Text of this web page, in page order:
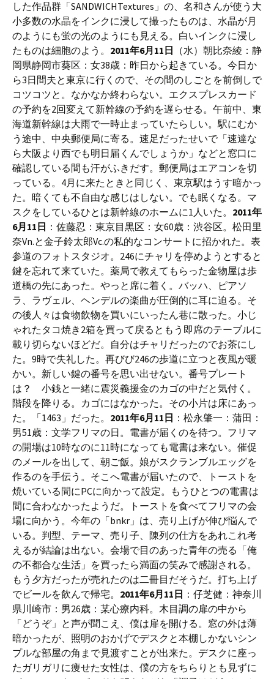
した作品群「SANDWICHTextures」の、名和さんが使う大
小多数の水晶をインクに浸して撮ったものは、水晶が月
のようにも蛍の光のようにも見える。白いインクに浸し
たものは細胞のよう。 2011年6月11日 （水）朝比奈綾：静
岡県静岡市葵区：女38歳：昨日から起きている。今日か
ら3日間夫と東京に行くので、その間のしごとを前倒しで
コツコツと。なかなか終わらない。エクスプレスカード
の予約を2回変えて新幹線の予約を遅らせる。午前中、東
海道新幹線は大雨で一時止まっていたらしい。駅にむか
う途中、中央郵便局に寄る。速足だったせいで「速達な
ら大阪より西でも明日届くんでしょうか」などと窓口に
確認している間も汗がふきだす。郵便局はエアコンを切
っている。4月に来たときと同じく、東京駅はうす暗かっ
た。暗くても不自由な感じはしない。でも眠くなる。マ
スクをしているひとは新幹線のホームに1人いた。 2011年
6月11日 ：佐藤忍：東京目黒区：女60歳：渋谷区。松田里
奈Vn.と金子鈴太郎Vc.の私的なコンサートに招かれた。表
参道のフォトスタジオ。246にチャリを停めようとすると
鍵を忘れて来ていた。薬局で教えてもらった金物屋は歩
道橋の先にあった。やっと席に着く。バッハ、ピアソ
ラ、ラヴェル、ヘンデルの楽曲が圧倒的に耳に迫る。そ
の後人々は食物飲物を買いにいったん巷に散った。小じ
ゃれたタコ焼き2箱を買って戻るともう即席のテーブルに
載り切らないほどだ。自分はチャリだったのでお茶にし
た。9時で失礼した。再びび246の歩道に立つと夜風が暖
かい。新しい鍵の番号を思い出せない。番号プレート
は？ 小銭と一緒に震災義援金のカゴの中だと気付く。
階段を降りる。カゴにはなかった。その小片は床にあっ
た。「1463」だった。 2011年6月11日 ：松永肇一：蒲田：
男51歳：文学フリマの日。電書が届くのを待つ。フリマ
の開場は10時なのに11時になっても電書は来ない。催促
のメールを出して、朝ご飯。娘がスクランブルエッグを
作るのを手伝う。そこへ電書が届いたので、トーストを
焼いている間にPCに向かって設定。もうひとつの電書は
間に合わなかったようだ。トーストを食べてフリマの会
場に向かう。今年の「bnkr」は、売り上げが伸び悩んで
いる。判型、テーマ、売り子、陳列の仕方をあれこれ考
えるが結論は出ない。会場で目のあった青年の売る「俺
の不都合な生活」を買ったら満面の笑みで感謝される。
もう夕方だったが売れたのは二冊目だそうだ。打ち上げ
でビールを飲んで帰宅。 2011年6月11日 ：仔芝健：神奈川
県川崎市：男26歳：某心療内科。木目調の扉の中から
「どうぞ」と声が聞こえ、僕は扉を開ける。窓の外は薄
暗かったが、照明のおかげでデスクと本棚しかないシン
プルな部屋の角まで見渡すことが出来た。デスクに座っ
たガリガリに痩せた女性は、僕の方をちらりとも見ずに